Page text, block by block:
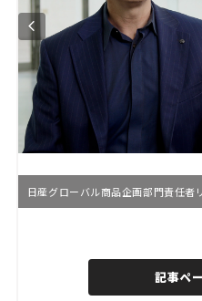
日産グローバル商品企画部門責任者
記事ペ